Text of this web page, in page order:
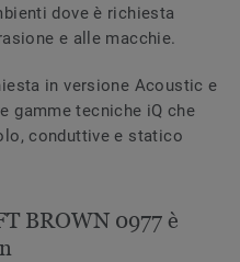
dove è richiesta
e alle macchie.
in versione Acoustic e
gamme tecniche iQ che
conduttive e statico
BROWN 0977 è